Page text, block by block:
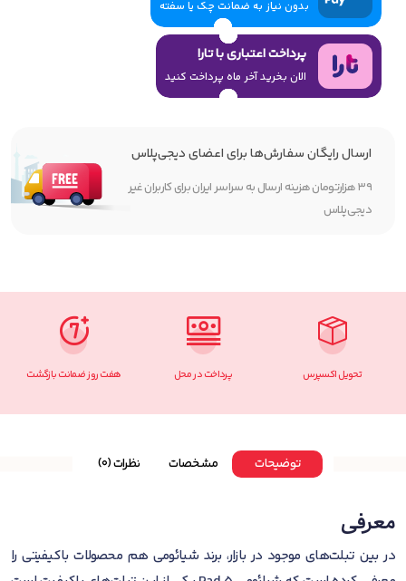
بدون نیاز به ضمانت چک یا سفته
پرداخت اعتباری با تارا
الان بخرید آخر ماه پرداخت کنید
ارسال رایگان سفارش‌ها برای اعضای دیجی‌پلاس
۳۹ هزارتومان هزینه ارسال به سراسر ایران برای کاربران غیر
دیجی‌پلاس
تحویل اکسپرس پرداخت در محل هفت روز ضمانت بازگشت
توضیحات مشخصات نظرات (0)
معرفی
در بین تبلت‌های موجود در بازار، برند شیائومی هم محصولات با‌کیفیتی را